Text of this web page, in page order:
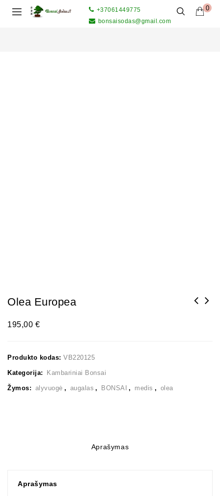
0
+37061449775
bonsaisodas@gmail.com
Olea Europea
195,00€
Produkto kodas: VB220125
Kategorija: Kambariniai Bonsai
Žymos: alyvuogė , augalas , BONSAI , medis , olea
Aprašymas
Aprašymas